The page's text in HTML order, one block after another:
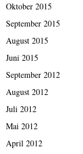
Oktober 2015
September 2015
August 2015
Juni 2015
September 2012
August 2012
Juli 2012
Mai 2012
April 2012